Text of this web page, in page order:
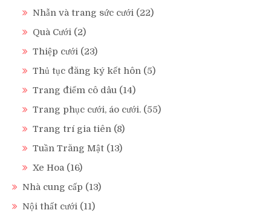
Nhẫn và trang sức cưới (22)
Quà Cưới (2)
Thiệp cưới (23)
Thủ tục đăng ký kết hôn (5)
Trang điểm cô dâu (14)
Trang phục cưới, áo cưới. (55)
Trang trí gia tiên (8)
Tuần Trăng Mật (13)
Xe Hoa (16)
Nhà cung cấp (13)
Nội thất cưới (11)